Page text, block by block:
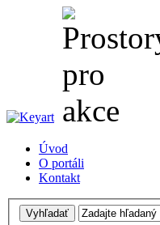
Úvod
O portáli
Kontakt